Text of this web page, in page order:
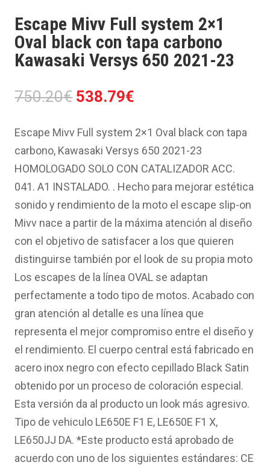
Escape Mivv Full system 2×1
Oval black con tapa carbono
Kawasaki Versys 650 2021-23
750.20€ El
original
era:
750.20€.
538.79€
actual
es:
538.79€.
Escape Mivv Full system 2×1 Oval black con tapa
carbono, Kawasaki Versys 650 2021-23
HOMOLOGADO SOLO CON CATALIZADOR ACC.
041. A1 INSTALADO. . Hecho para mejorar estética
sonido y rendimiento de la moto el escape slip-on
Mivv nace a partir de la máxima atención al diseño
con el objetivo de satisfacer a los que quieren
distinguirse también por el look de su propia moto
Los escapes de la línea OVAL se adaptan
perfectamente a todo tipo de motos. Acabado con
gran atención al detalle es una línea que
representa el mejor compromiso entre el diseño y
el rendimiento. El cuerpo central está fabricado en
acero inox negro con efecto cepillado Black Satin
obtenido por un proceso de coloración especial.
Esta versión da al producto un look más agresivo.
Tipo de vehiculo LE650E F1 E, LE650E F1 X,
LE650JJ DA. *Este producto está aprobado de
acuerdo con uno de los siguientes estándares: CE